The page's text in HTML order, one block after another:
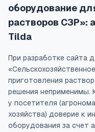
оборудование
растворов СЗР»:
Tilda
При разработке сайта
приготовления
решения неприменимы.
у посетителя
хозяйства) доверие к
оборудования за счет